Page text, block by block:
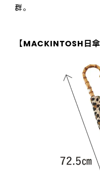
群。
【MACKINTOSH日